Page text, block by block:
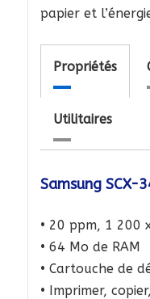
papier et
Propriétés
Utilitaires
Samsung SCX-
• 20 ppm, 1 200
• 64 Mo de RAM
• Cartouche de
• Imprimer,